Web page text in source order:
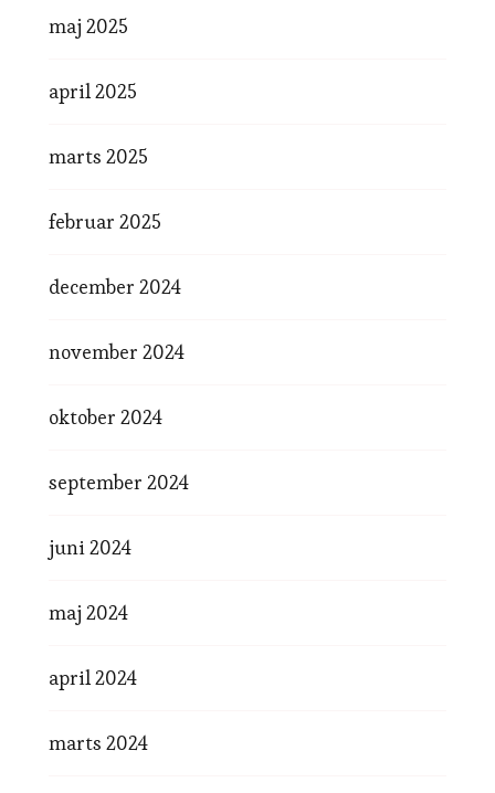
maj 2025
april 2025
marts 2025
februar 2025
december 2024
november 2024
oktober 2024
september 2024
juni 2024
maj 2024
april 2024
marts 2024